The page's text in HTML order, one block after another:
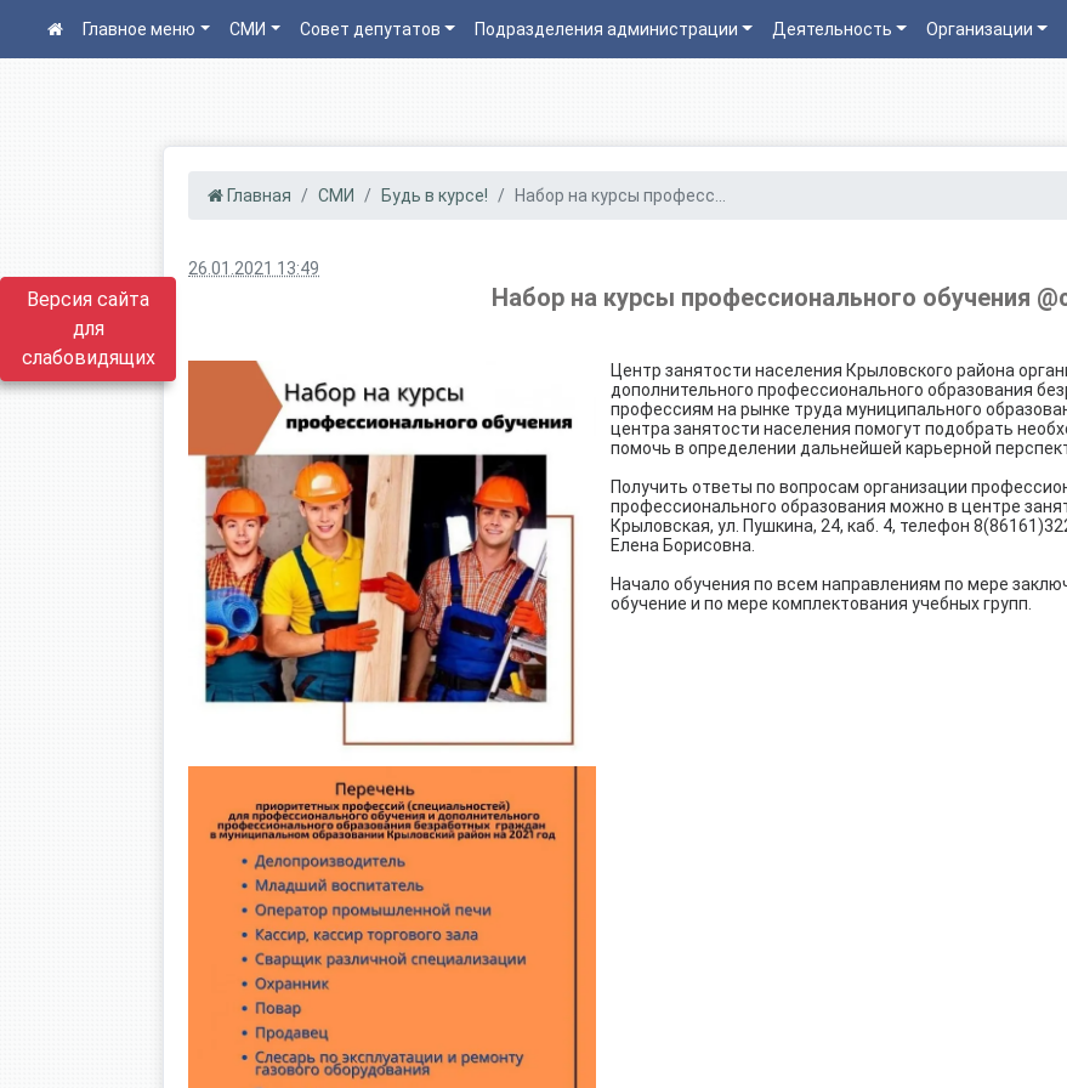
Версия сайта
для
слабовидящих
Главное меню СМИ Совет депутатов Подразделения администрации Деятельность Организации
Главная СМИ Будь в курсе! Набор на курсы професс...
26.01.2021 13:49
Набор на курсы профессионального обучения
Центр занятости населения Крыловского района
дополнительного профессионального образования
профессиям на рынке труда муниципального
центра занятости населения помогут подобрать
помочь в определении дальнейшей карьерной
Получить ответы по вопросам организации
профессионального образования можно в центре
Крыловская, ул. Пушкина, 24, каб. 4, телефон
Елена Борисовна.
Начало обучения по всем направлениям по мере
обучение и по мере комплектования учебных групп.